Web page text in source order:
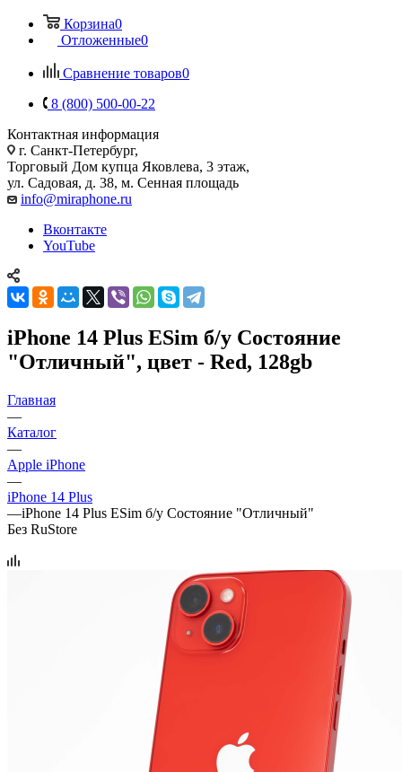
Корзина0
Отложенные0
Сравнение товаров0
8 (800) 500-00-22
Контактная информация
г. Санкт-Петербург,
Торговый Дом купца Яковлева, 3 этаж,
ул. Садовая, д. 38, м. Сенная площадь
info@miraphone.ru
Вконтакте
YouTube
iPhone 14 Plus ESim б/у Состояние
"Отличный", цвет - Red, 128gb
Главная
—
Каталог
—
Apple iPhone
—
iPhone 14 Plus
—iPhone 14 Plus ESim б/у Состояние "Отличный"
Без RuStore